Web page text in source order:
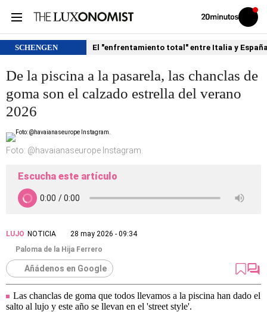
Volver
Iniciar
sesión
SCHENGEN El "enfrentamiento total" entre Italia y
De la piscina a la pasarela, las chanclas de
goma son el calzado estrella del verano
2026
Foto: @havaianaseurope Instagram.
Escucha este artículo
LUJO NOTICIA
28 may 2026 - 09:34
Paloma de la Hija Ferrero
Añádenos en Google
Las chanclas de goma que todos llevamos a la piscina han dado el
salto al lujo y este año se llevan en el 'street style'.